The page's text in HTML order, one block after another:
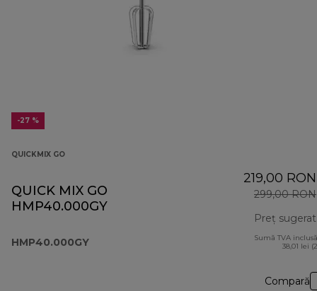
-27 %
QUICKMIX GO
QUICK MIX GO
HMP40.000GY
HMP40.000GY
219,00 RON
299,00 RON
Preț sugerat
Sumă TVA
38,01 lei
Compară